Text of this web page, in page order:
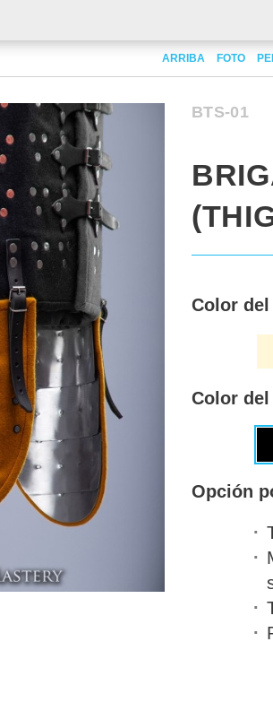
TASSETS (THIGH PROTECTION)
ARRIBA FOTO
BTS-01
Color
Color
Opción